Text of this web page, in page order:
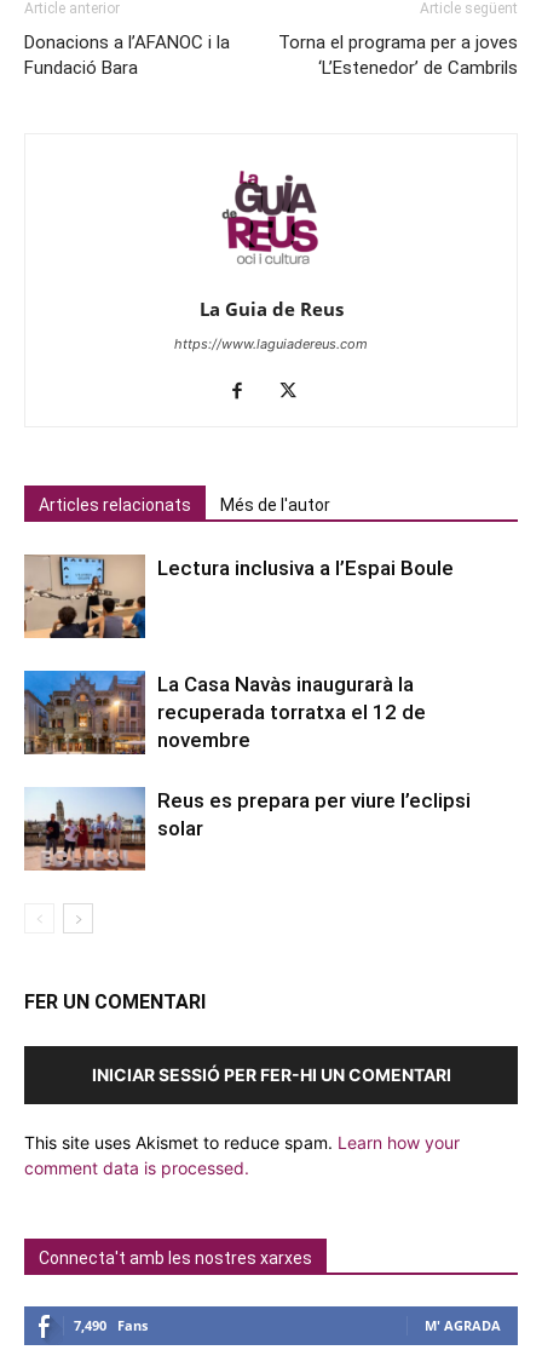
Article anterior
Donacions a l’AFANOC i la
Fundació Bara
Article següent
Torna el programa per a joves
‘L’Estenedor’ de Cambrils
La Guia de Reus
https://www.laguiadereus.com
Articles relacionats Més de l'autor
Lectura inclusiva a l’Espai Boule
La Casa Navàs inaugurarà la
recuperada torratxa el 12 de
novembre
Reus es prepara per viure l’eclipsi
solar
FER UN COMENTARI
INICIAR SESSIÓ PER FER-HI UN COMENTARI
This site uses Akismet to reduce spam. Learn how your
comment data is processed.
Connecta't amb les nostres xarxes
7,490 Fans M' AGRADA